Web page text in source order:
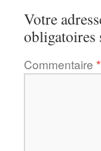
Votre
obligatoires
Commentaire *